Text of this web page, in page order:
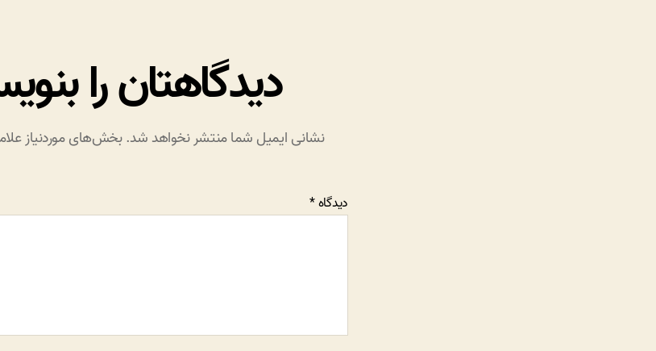
دیدگاهتان را
نشانی ایمیل شما منتشر نخواهد شد.بخش‌های موردنیاز
دیدگاه*